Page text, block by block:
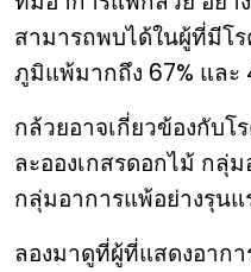
สามารถพบได้ในผู้ที่มีโ
ภูมิแพ้มากถึง 67% และ
กล้วยอาจเกี่ยวข้องกับ
ละอองเกสรดอกไม้ กลุ่
กลุ่มอาการแพ้อย่างรุนแ
ลองมาดูที่ผู้ที่แสดงอาก